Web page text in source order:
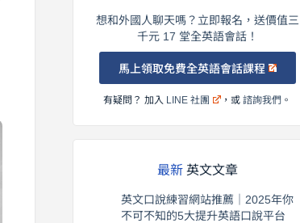
想和外國人聊天嗎？立即報名，送價值三
千元 17 堂全英語會話！
馬上領取免費全英語會話課程
有疑問？ 加入 LINE 社團 ，或諮詢我們 。
最新英文文章
英文口說練習網站推薦｜2025年你
不可不知的5大提升英語口說平台